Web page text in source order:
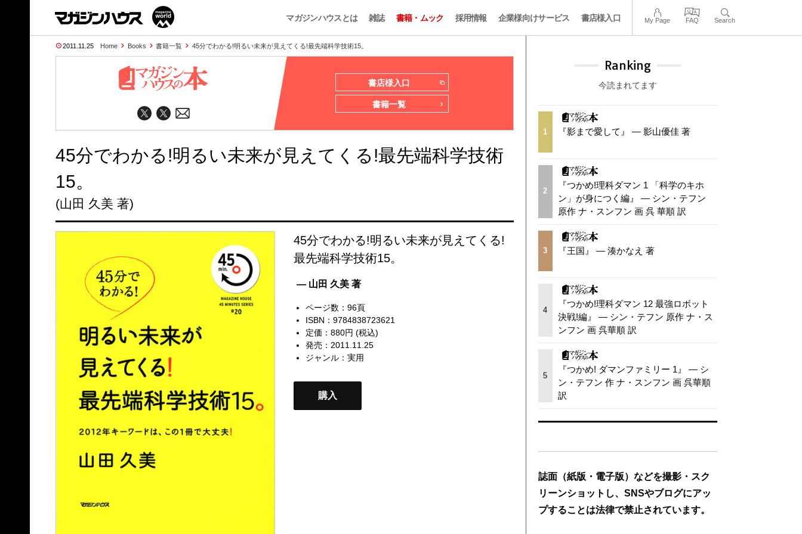
マガジンハウスとは 雑誌 書籍・ムック 採用情報 企業様向けサービス 書店様入口 My Page FAQ Search
2011.11.25 Home Books 書籍一覧 45分でわかる!明るい未来が見えてくる!最先端科学技術15。
書店様入口
書籍一覧
45分でわかる!明るい未来が見えてくる!最先端科学技術
15。
(山田 久美 著)
45分でわかる!明るい未来が見えてくる!
最先端科学技術15。
— 山田 久美 著
ページ数：96頁
ISBN：9784838723621
定価：880円 (税込)
発売：2011.11.25
ジャンル： 実用
購入
Ranking
今読まれてます
1 『影まで愛して』 — 影山優佳 著
2
『つかめ!理科ダマン 1 「科学のキホ
ン」が身につく編』 — シン・テフン
原作 ナ・スンフン 画 呉 華順 訳
3 『王国』 — 湊かなえ 著
4
『つかめ!理科ダマン 12 最強ロボット
決戦!編』 — シン・テフン 原作 ナ・ス
ンフン 画 呉華順 訳
5
『つかめ! ダマンファミリー 1』 — シ
ン・テフン 作 ナ・スンフン 画 呉華順
訳
誌面（紙版・電子版）などを撮影・スク
リーンショットし、SNSやブログにアッ
プすることは法律で禁止されています。